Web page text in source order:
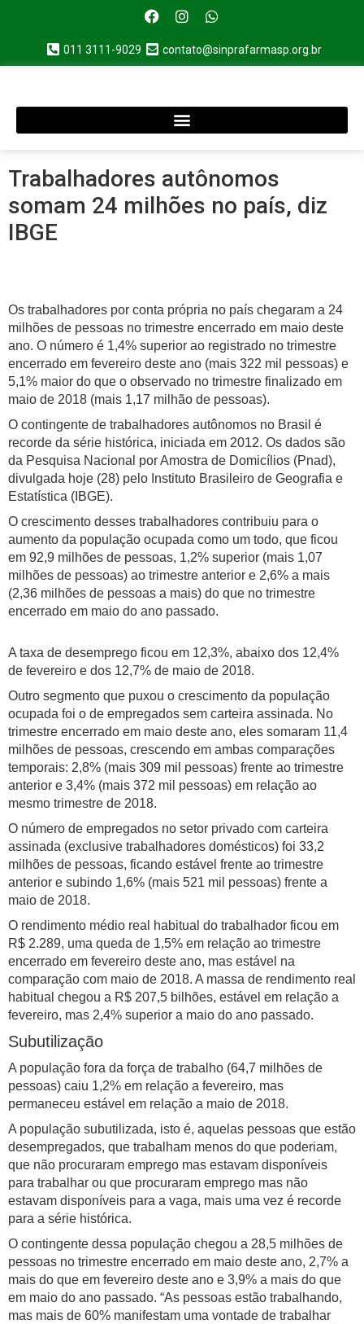
011 3111-9029 contato@sinprafarmasp.org.br
Trabalhadores autônomos
somam 24 milhões no país, diz
IBGE
Os trabalhadores por conta própria no país chegaram a 24
milhões de pessoas no trimestre encerrado em maio deste
ano. O número é 1,4% superior ao registrado no trimestre
encerrado em fevereiro deste ano (mais 322 mil pessoas) e
5,1% maior do que o observado no trimestre finalizado em
maio de 2018 (mais 1,17 milhão de pessoas).
O contingente de trabalhadores autônomos no Brasil é
recorde da série histórica, iniciada em 2012. Os dados são
da Pesquisa Nacional por Amostra de Domicílios (Pnad),
divulgada hoje (28) pelo Instituto Brasileiro de Geografia e
Estatística (IBGE).
O crescimento desses trabalhadores contribuiu para o
aumento da população ocupada como um todo, que ficou
em 92,9 milhões de pessoas, 1,2% superior (mais 1,07
milhões de pessoas) ao trimestre anterior e 2,6% a mais
(2,36 milhões de pessoas a mais) do que no trimestre
encerrado em maio do ano passado.
A taxa de desemprego ficou em 12,3%, abaixo dos 12,4%
de fevereiro e dos 12,7% de maio de 2018.
Outro segmento que puxou o crescimento da população
ocupada foi o de empregados sem carteira assinada. No
trimestre encerrado em maio deste ano, eles somaram 11,4
milhões de pessoas, crescendo em ambas comparações
temporais: 2,8% (mais 309 mil pessoas) frente ao trimestre
anterior e 3,4% (mais 372 mil pessoas) em relação ao
mesmo trimestre de 2018.
O número de empregados no setor privado com carteira
assinada (exclusive trabalhadores domésticos) foi 33,2
milhões de pessoas, ficando estável frente ao trimestre
anterior e subindo 1,6% (mais 521 mil pessoas) frente a
maio de 2018.
O rendimento médio real habitual do trabalhador ficou em
R$ 2.289, uma queda de 1,5% em relação ao trimestre
encerrado em fevereiro deste ano, mas estável na
comparação com maio de 2018. A massa de rendimento real
habitual chegou a R$ 207,5 bilhões, estável em relação a
fevereiro, mas 2,4% superior a maio do ano passado.
Subutilização
A população fora da força de trabalho (64,7 milhões de
pessoas) caiu 1,2% em relação a fevereiro, mas
permaneceu estável em relação a maio de 2018.
A população subutilizada, isto é, aquelas pessoas que estão
desempregados, que trabalham menos do que poderiam,
que não procuraram emprego mas estavam disponíveis
para trabalhar ou que procuraram emprego mas não
estavam disponíveis para a vaga, mais uma vez é recorde
para a série histórica.
O contingente dessa população chegou a 28,5 milhões de
pessoas no trimestre encerrado em maio deste ano, 2,7% a
mais do que em fevereiro deste ano e 3,9% a mais do que
em maio do ano passado. “As pessoas estão trabalhando,
mas mais de 60% manifestam uma vontade de trabalhar